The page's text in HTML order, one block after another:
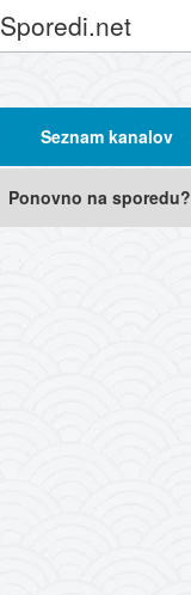
Sporedi.net
Seznam kanalov
Ponovno na sporedu?